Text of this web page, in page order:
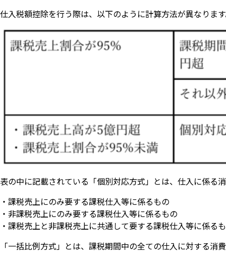
仕入税額控除を行う際は、以下のように計算方法が異なりま
表の中に記載されている「個別対応方式」とは、仕入に係る
・課税売上にのみ要する課税仕入等に係るもの
・非課税売上にのみ要する課税仕入等に係るもの
・課税売上と非課税売上に共通して要する課税仕入等に係る
「一括比例方式」とは、課税期間中の全ての仕入に対する